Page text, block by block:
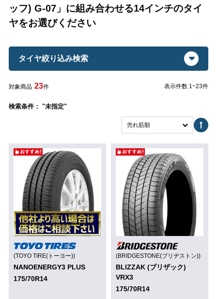
ッフ) G-07」に組み合わせる14インチのタイ
ヤをお選びください
タイヤ絞り込み検索
対象商品 23件 表示件数 1~23件
検索条件： "未指定"
売れ筋順
(TOYO TIRE(トーヨー))
NANOENERGY3 PLUS
175/70R14
(BRIDGESTONE(ブリヂストン))
BLIZZAK (ブリザック)
VRX3
175/70R14